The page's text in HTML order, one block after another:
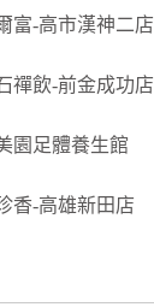
富-高市漢神二店
禪飲-前金成功店
園足體養生館
香-高雄新田店